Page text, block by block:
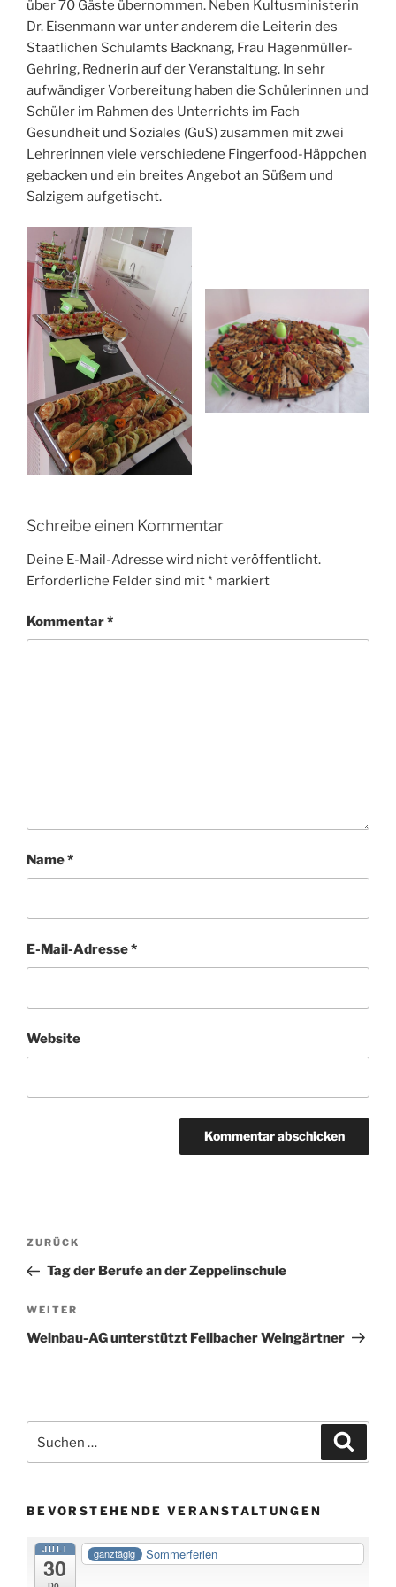
über 70 Gäste übernommen. Neben Kultusministerin
Dr. Eisenmann war unter anderem die Leiterin des
Staatlichen Schulamts Backnang, Frau Hagenmüller-
Gehring, Rednerin auf der Veranstaltung. In sehr
aufwändiger Vorbereitung haben die Schülerinnen und
Schüler im Rahmen des Unterrichts im Fach
Gesundheit und Soziales (GuS) zusammen mit zwei
Lehrerinnen viele verschiedene Fingerfood-Häppchen
gebacken und ein breites Angebot an Süßem und
Salzigem aufgetischt.
Schreibe einen Kommentar
Deine E-Mail-Adresse wird nicht veröffentlicht.
Erforderliche Felder sind mit* markiert
Kommentar*
Name*
E-Mail-Adresse*
Website
Beitragsnavigation
Vorheriger
Beitrag
ZURÜCK
Tag der Berufe an der Zeppelinschule
Nächster
Beitrag
WEITER
Weinbau-AG unterstützt Fellbacher Weingärtner
nach:
BEVORSTEHENDE VERANSTALTUNGEN
JULI
30
ganztägig Sommerferien